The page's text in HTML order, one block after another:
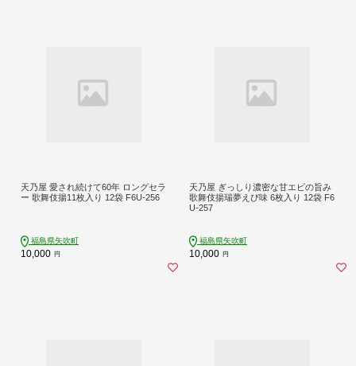
天乃屋 愛され続けて60年 ロングセラ
ー 歌舞伎揚11枚入り 12袋 F6U-256
福島県矢吹町
10,000 円
天乃屋 ぎっしり濃密な甘エビの旨み
歌舞伎揚瑞夢えび味 6枚入り 12袋 F6
U-257
福島県矢吹町
10,000 円